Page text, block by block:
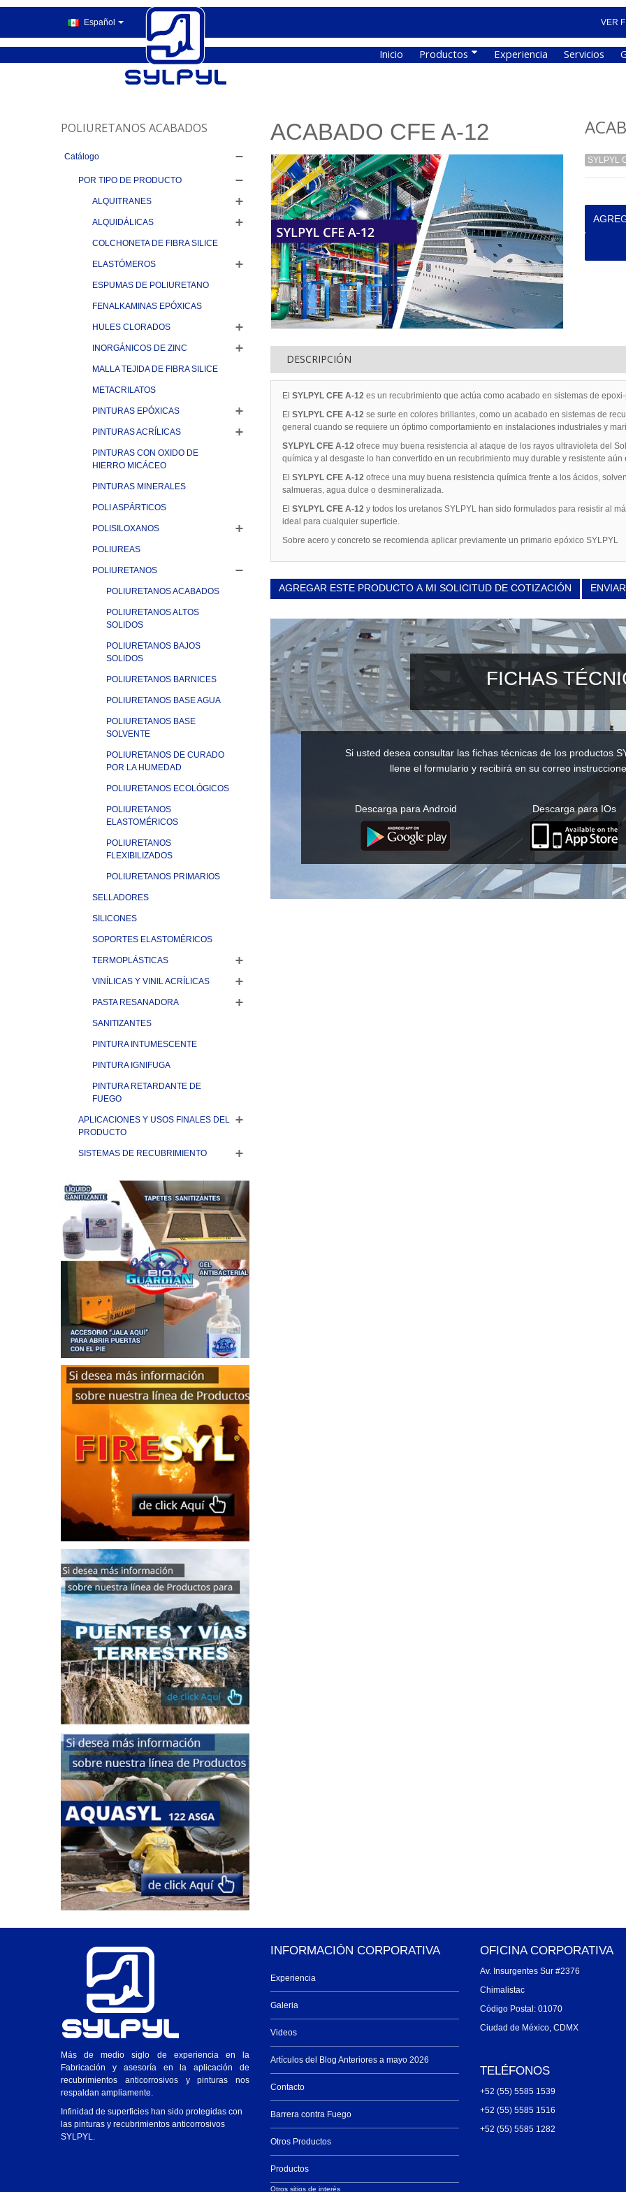
Español VER
Inicio Productos Experiencia Servicios
POLIURETANOS ACABADOS
Catálogo
POR TIPO DE PRODUCTO
ALQUITRANES
ALQUIDÁLICAS
COLCHONETA DE FIBRA SILICE
ELASTÓMEROS
ESPUMAS DE POLIURETANO
FENALKAMINAS EPÓXICAS
HULES CLORADOS
INORGÁNICOS DE ZINC
MALLA TEJIDA DE FIBRA SILICE
METACRILATOS
PINTURAS EPÓXICAS
PINTURAS ACRÍLICAS
PINTURAS CON OXIDO DE
HIERRO MICÁCEO
PINTURAS MINERALES
POLI ASPÁRTICOS
POLISILOXANOS
POLIUREAS
POLIURETANOS
POLIURETANOS ACABADOS
POLIURETANOS ALTOS
SOLIDOS
POLIURETANOS BAJOS
SOLIDOS
POLIURETANOS BARNICES
POLIURETANOS BASE AGUA
POLIURETANOS BASE
SOLVENTE
POLIURETANOS DE CURADO
POR LA HUMEDAD
POLIURETANOS ECOLÓGICOS
POLIURETANOS
ELASTOMÉRICOS
POLIURETANOS
FLEXIBILIZADOS
POLIURETANOS PRIMARIOS
SELLADORES
SILICONES
SOPORTES ELASTOMÉRICOS
TERMOPLÁSTICAS
VINÍLICAS Y VINIL ACRÍLICAS
PASTA RESANADORA
SANITIZANTES
PINTURA INTUMESCENTE
PINTURA IGNIFUGA
PINTURA RETARDANTE DE
FUEGO
APLICACIONES Y USOS FINALES DEL
PRODUCTO
SISTEMAS DE RECUBRIMIENTO
ACABADO CFE A-12
SYLPYL
DESCRIPCIÓN
El SYLPYL CFE A-12 es un recubrimiento que actúa como acabado en sistemas de
El SYLPYL CFE A-12 se surte en colores brillantes, como un acabado en sistemas de
general cuando se requiere un óptimo comportamiento en instalaciones industriales y
SYLPYL CFE A-12 ofrece muy buena resistencia al ataque de los rayos ultravioleta del
química y al desgaste lo han convertido en un recubrimiento muy durable y resistente
El SYLPYL CFE A-12 ofrece una muy buena resistencia química frente a los ácidos,
salmueras, agua dulce o desmineralizada.
El SYLPYL CFE A-12 y todos los uretanos SYLPYL han sido formulados para resistir al
ideal para cualquier superficie.
Sobre acero y concreto se recomienda aplicar previamente un primario epóxico SYLPYL
AGREGAR ESTE PRODUCTO A MI SOLICITUD DE COTIZACIÓN
FICHAS
Si usted desea consultar las fichas técnicas de los productos
llene el formulario y recibirá en su correo
Descarga para Android Descarga para IOs
Más de medio siglo de experiencia en la
Fabricación y asesoría en la aplicación de
recubrimientos anticorrosivos y pinturas nos
respaldan ampliamente.
Infinidad de superficies han sido protegidas con
las pinturas y recubrimientos anticorrosivos
SYLPYL.
INFORMACIÓN CORPORATIVA
Experiencia
Galeria
Videos
Artículos del Blog Anteriores a mayo 2026
Contacto
Barrera contra Fuego
Otros Productos
Productos
Otros sitios de interés
OFICINA CORPORATIVA
Av. Insurgentes Sur #2376
Chimalistac
Código Postal: 01070
Ciudad de México, CDMX
TELÉFONOS
+52 (55) 5585 1539
+52 (55) 5585 1516
+52 (55) 5585 1282